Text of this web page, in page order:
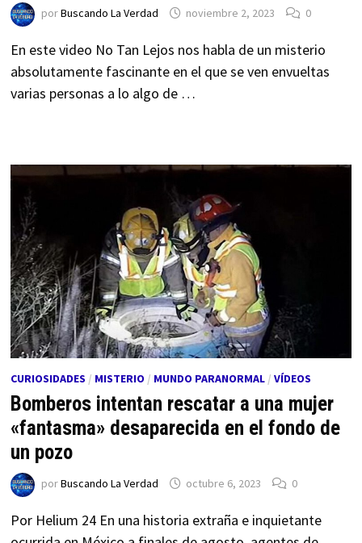
porBuscando La Verdad noviembre 2, 2023 0
En este video No Tan Lejos nos habla de un misterio
absolutamente fascinante en el que se ven envueltas
varias personas a lo algo de …
CURIOSIDADES / MISTERIO / MUNDO PARANORMAL/ VÍDEOS
Bomberos intentan rescatar a una mujer
«fantasma» desaparecida en el fondo de
un pozo
porBuscando La Verdad octubre 6, 2023 0
Por Helium 24 En una historia extraña e inquietante